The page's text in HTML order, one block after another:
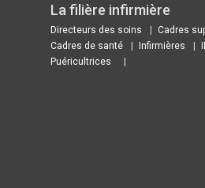
La filière infirmière
Directeurs des soins
Cadres
Cadres de santé
Infirmières
Puéricultrices